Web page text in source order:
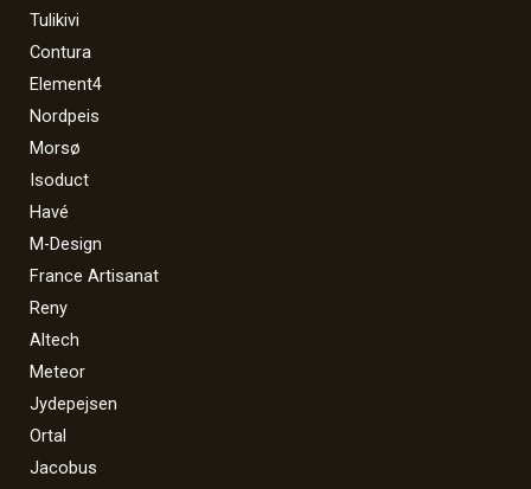
Tulikivi
Contura
Element4
Nordpeis
Morsø
Isoduct
Havé
M-Design
France Artisanat
Reny
Altech
Meteor
Jydepejsen
Ortal
Jacobus